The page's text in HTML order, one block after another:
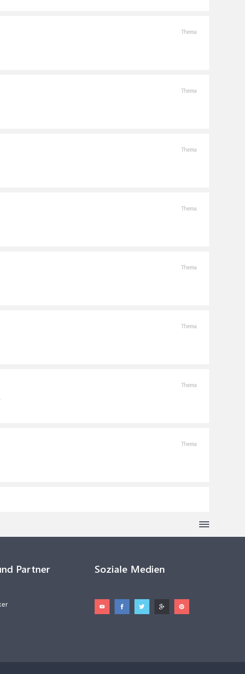
Thema
Thema
Thema
Thema
Thema
Thema
Thema
Thema
Partner Soziale Medien